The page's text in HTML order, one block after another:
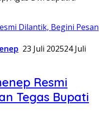
23 Juli 202524 Juli
Resmi
Tegas Bupati